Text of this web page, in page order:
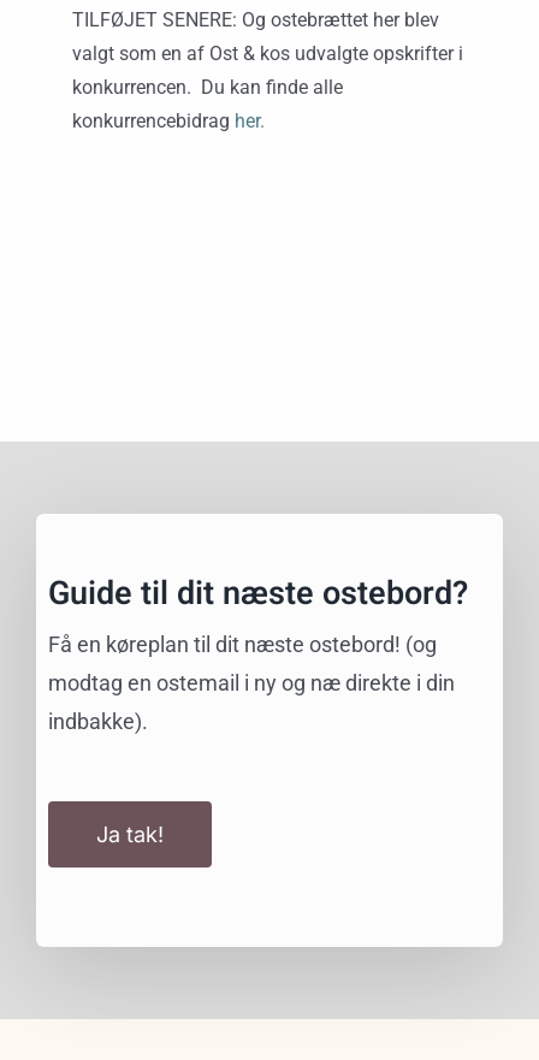
TILFØJET SENERE: Og ostebrættet her blev
valgt som en af Ost & kos udvalgte opskrifter i
konkurrencen. Du kan finde alle
konkurrencebidrag her.
Guide til dit næste ostebord?
Få en køreplan til dit næste ostebord! (og
modtag en ostemail i ny og næ direkte i din
indbakke).
Ja tak!